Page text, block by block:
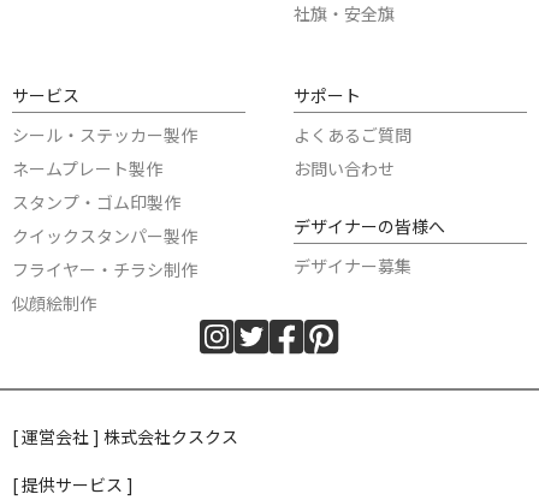
社旗・安全旗
サービス
シール・ステッカー製作
ネームプレート製作
スタンプ・ゴム印製作
クイックスタンパー製作
フライヤー・チラシ制作
似顔絵制作
サポート
よくあるご質問
お問い合わせ
デザイナーの皆様へ
デザイナー募集
[ 運営会社 ] 株式会社クスクス
[ 提供サービス ]